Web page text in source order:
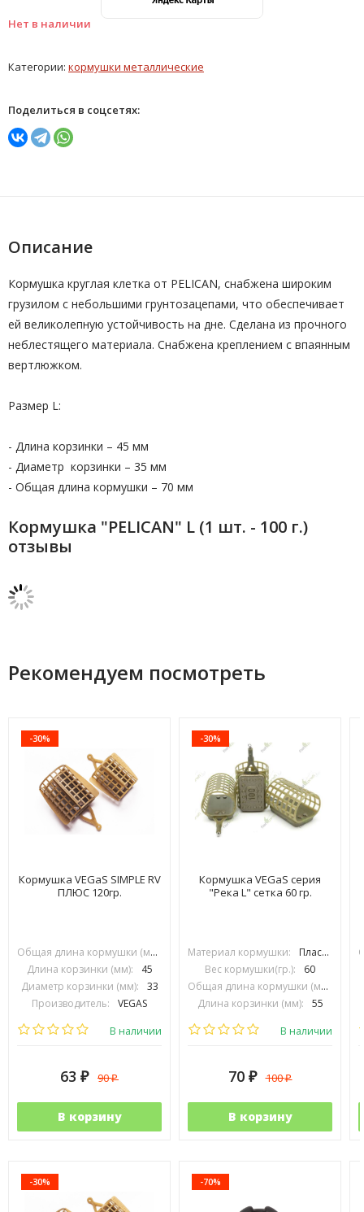
Нет в наличии
Категории: кормушки металлические
Поделиться в соцсетях:
Описание
Кормушка круглая клетка от PELICAN, снабжена широким
грузилом с небольшими грунтозацепами, что обеспечивает
ей великолепную устойчивость на дне. Сделана из прочного
неблестящего материала. Снабжена креплением с впаянным
вертлюжком.
Размер L:
- Длина корзинки – 45 мм
- Диаметр корзинки – 35 мм
- Общая длина кормушки – 70 мм
Кормушка "PELICAN" L (1 шт. - 100 г.)
отзывы
Рекомендуем посмотреть
-30%
Кормушка VEGaS SIMPLE RV
ПЛЮС 120гр.
Общая длина кормушки (мм):
Длина корзинки (мм):
45
Диаметр корзинки (мм):
33
Производитель:
VEGAS
В наличии
63 ₽ 90₽
В корзину
-30%
Кормушка VEGaS серия
"Река L" сетка 60 гр.
Материал кормушки:
Пластик
Вес кормушки(гр.):
60
Общая длина кормушки (мм):
Длина корзинки (мм):
55
Диаметр корзинки (мм):
В наличии
70 ₽ 100₽
В корзину
-30% -70%